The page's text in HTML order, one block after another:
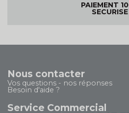
PAIEMENT
SECURISE
Nous contacter
Vos questions - nos réponses
Besoin d'aide ?
Service Commercial